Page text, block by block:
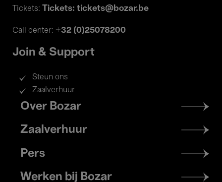
Tickets: Tickets: tickets@bozar.be
Call center: +32 (0)25078200
Join & Support
Steun ons
Zaalverhuur
Footer
menu
Over Bozar
Zaalverhuur
Pers
Werken bij Bozar